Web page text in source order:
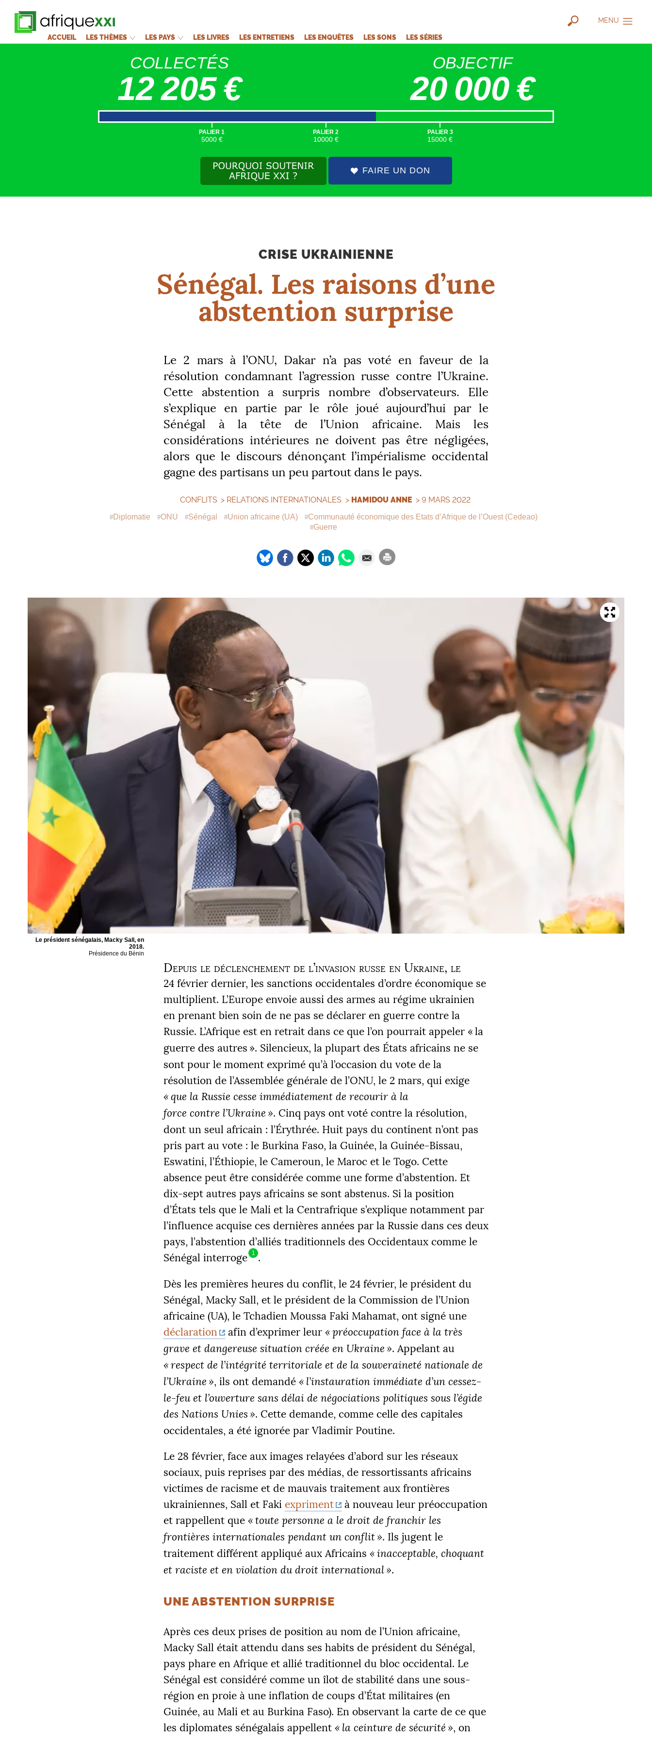
MENU
ACCUEIL LES THÈMES LES PAYS LES LIVRES LES ENTRETIENS LES ENQUÊTES LES SONS LES SÉRIES
COLLECTÉS
12 205 €
OBJECTIF
20 000 €
|
PALIER 1
5000 €
|
PALIER 2
10000 €
|
PALIER 3
15000 €
FAIRE UN DON
CRISE UKRAINIENNE
Sénégal. Les raisons d’une
abstention surprise
Le 2 mars à l’ONU, Dakar n’a pas voté en faveur de la
résolution condamnant l’agression russe contre l’Ukraine.
Cette abstention a surpris nombre d’observateurs. Elle
s’explique en partie par le rôle joué aujourd’hui par le
Sénégal à la tête de l’Union africaine. Mais les
considérations intérieures ne doivent pas être négligées,
alors que le discours dénonçant l’impérialisme occidental
gagne des partisans un peu partout dans le pays.
CONFLITS > RELATIONS INTERNATIONALES > HAMIDOU ANNE > 9 MARS 2022
Diplomatie ONU Sénégal Union africaine (UA)
Communauté économique des Etats d’Afrique de l’Ouest (Cedeao)
Guerre
Le président sénégalais, Macky Sall, en
2018.
Présidence du Bénin
Depuis le déclenchement de l’invasion russe en Ukraine, le
24 février dernier, les sanctions occidentales d’ordre économique se
multiplient. L’Europe envoie aussi des armes au régime ukrainien
en prenant bien soin de ne pas se déclarer en guerre contre la
Russie. L’Afrique est en retrait dans ce que l’on pourrait appeler «la
guerre des autres ». Silencieux, la plupart des États africains ne se
sont pour le moment exprimé qu’à l’occasion du vote de la
résolution de l’Assemblée générale de l’ONU, le 2 mars, qui exige
«que la Russie cesse immédiatement de recourir à la
force contre l’Ukraine ». Cinq pays ont voté contre la résolution,
dont un seul africain : l’Érythrée. Huit pays du continent n’ont pas
pris part au vote : le Burkina Faso, la Guinée, la Guinée-Bissau,
Eswatini, l’Éthiopie, le Cameroun, le Maroc et le Togo. Cette
absence peut être considérée comme une forme d’abstention. Et
dix-sept autres pays africains se sont abstenus. Si la position
d’États tels que le Mali et la Centrafrique s’explique notamment par
l’influence acquise ces dernières années par la Russie dans ces deux
pays, l’abstention d’alliés traditionnels des Occidentaux comme le
Sénégal interroge
1 .
Dès les premières heures du conflit, le 24 février, le président du
Sénégal, Macky Sall, et le président de la Commission de l’Union
africaine (UA), le Tchadien Moussa Faki Mahamat, ont signé une
déclaration
afin d’exprimer leur «préoccupation face à la très
grave et dangereuse situation créée en Ukraine ». Appelant au
«respect de l’intégrité territoriale et de la souveraineté nationale de
l’Ukraine », ils ont demandé « l’instauration immédiate d’un cessez-
le-feu et l’ouverture sans délai de négociations politiques sous l’égide
des Nations Unies ». Cette demande, comme celle des capitales
occidentales, a été ignorée par Vladimir Poutine.
Le 28 février, face aux images relayées d’abord sur les réseaux
sociaux, puis reprises par des médias, de ressortissants africains
victimes de racisme et de mauvais traitement aux frontières
ukrainiennes, Sall et Faki expriment
à nouveau leur préoccupation
et rappellent que «toute personne a le droit de franchir les
frontières internationales pendant un conflit». Ils jugent le
traitement différent appliqué aux Africains «inacceptable, choquant
et raciste et en violation du droit international».
UNE ABSTENTION SURPRISE
Après ces deux prises de position au nom de l’Union africaine,
Macky Sall était attendu dans ses habits de président du Sénégal,
pays phare en Afrique et allié traditionnel du bloc occidental. Le
Sénégal est considéré comme un îlot de stabilité dans une sous-
région en proie à une inflation de coups d’État militaires (en
Guinée, au Mali et au Burkina Faso). En observant la carte de ce que
les diplomates sénégalais appellent « la ceinture de sécurité », on
COLLECTÉS
12 205 €
OBJECTIF
20 000 €
|
PALIER 1
5000 €
|
PALIER 2
10000 €
|
PALIER 3
15000 €
FAIRE UN DON